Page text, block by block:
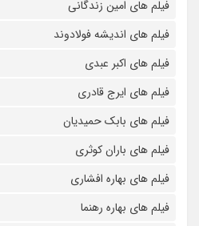
فیلم های امین زندگانی
فیلم های اندیشه فولادوند
فیلم های اکبر عبدی
فیلم های ایرج قادری
فیلم های بابک حمیدیان
فیلم های باران کوثری
فیلم های بهاره افشاری
فیلم های بهاره رهنما